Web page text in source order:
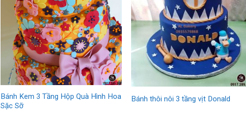
Bánh Kem 3 Tầng Hộp Quà Hình Hoa
Sặc Sỡ
Bánh thôi nôi 3 tầng vịt Donald